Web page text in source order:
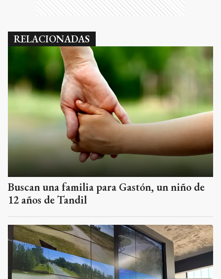
RELACIONADAS
Buscan una familia para Gastón, un niño de
12 años de Tandil